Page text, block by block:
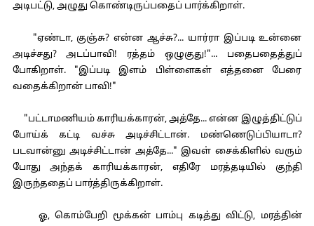
அடிபட்டு, அழுது கொண்டிருப்பதைப் பார்க்கிறாள்.
"ஏண்டா, குஞ்சு? என்ன ஆச்சு?... யார்ரா இப்படி உன்னை
அடிச்சது? அடப்பாவி! ரத்தம் ஒழுகுது!"... பதைபதைத்துப்
போகிறாள். "இப்படி இளம் பிள்ளைகள் எத்தனை பேரை
வதைக்கிறான் பாவி!"
"பட்டாமணியம் காரியக்காரன், அத்தே... என்ன இழுத்திட்டுப்
போய்க் கட்டி வச்சு அடிச்சிட்டான். மண்ணெடுப்பியாடா?
படவான்னு அடிச்சிட்டான் அத்தே..." இவள் சைக்கிளில் வரும்
போது அந்தக் காரியக்காரன், எதிரே மரத்தடியில் குந்தி
இருந்ததைப் பார்த்திருக்கிறாள்.
ஓ, கொம்பேறி மூக்கன் பாம்பு கடித்து விட்டு, மரத்தின்